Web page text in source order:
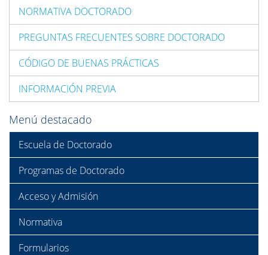
NORMATIVA DOCTORADO
PREGUNTAS FRECUENTES SOBRE DOCTORADO
CÓDIGO DE BUENAS PRÁCTICAS
INFORMACIÓN PREVIA
Menú destacado
Escuela de Doctorado
Programas de Doctorado
Acceso y Admisión
Normativa
Formularios